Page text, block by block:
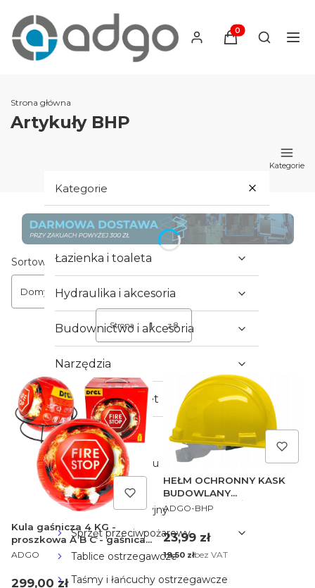
Produkty w
Otwórz
Strona główna
Artykuły BHP
Kategorie
Kategorie
Hydraulika i armatura
Łazienka i toaleta
Hydraulika i akcesoria
Budownictwo i akcesoria
Narzędzia
Akcesoria i osprzęt
Artykuły BHP
Ochronniki słuchu
Pachołki i słupki
Sprzęt asekuracyjny
Sprzęt przeciwpożarowy
Tablice ostrzegawcze
Taśmy i łańcuchy ostrzegawcze
Lista produktów
Sortowanie:
Domyślne
Strona z 8 Następne produkty
Kula gaśnicza 4 KG -
proszkowa A B C - gaśnica
samochodowa
PRODUCENT
ADGO
Cena
299,00 zł
HEŁM OCHRONNY KASK
BUDOWLANY
REGULOWANY ŻÓŁTY
PRODUCENT
ADGO-BHP
Cena
23,99 zł
Cena
19,50 złbez VAT